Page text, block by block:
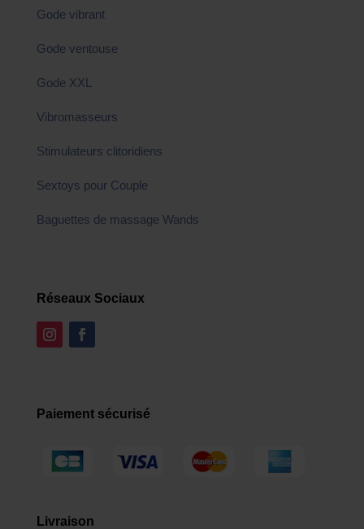
Gode vibrant
Gode ventouse
Gode XXL
Vibromasseurs
Stimulateurs clitoridiens
Sextoys pour Couple
Baguettes de massage Wands
Réseaux Sociaux
Paiement sécurisé
Livraison